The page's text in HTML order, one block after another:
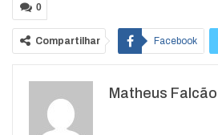
0
Compartilhar Facebook
WhatsApp
Matheus Falcão